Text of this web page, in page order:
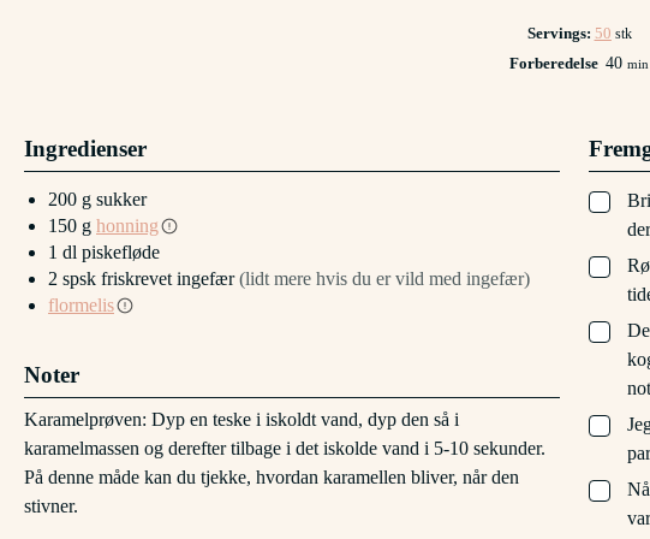
Servings: 50 stk
Forberedelse 40 min
Ingredienser
200 g sukker
150 g honning
1 dl piskefløde
2 spsk friskrevet ingefær (lidt mere hvis du er vild med ingefær)
flormelis
Noter
Karamelprøven: Dyp en teske i iskoldt vand, dyp den så i
karamelmassen og derefter tilbage i det iskolde vand i 5-10 sekunder.
På denne måde kan du tjekke, hvordan karamellen bliver, når den
stivner.
▢
▢
▢
▢
▢